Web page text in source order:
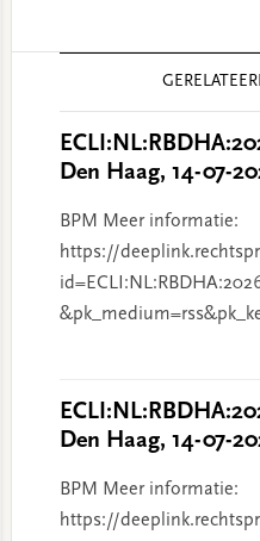
Den Haag, 14-07-
BPM Meer informatie:
https://
Den Haag, 14-07-
BPM Meer informatie:
https://